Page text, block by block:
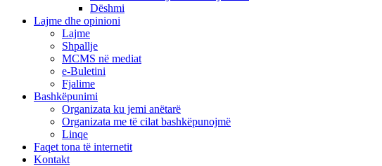
Dëshmi
Lajme dhe opinioni
Lajme
Shpallje
MCMS në mediat
e-Buletini
Fjalime
Bashkëpunimi
Organizata ku jemi anëtarë
Organizata me të cilat bashkëpunojmë
Linqe
Faqet tona të internetit
Kontakt